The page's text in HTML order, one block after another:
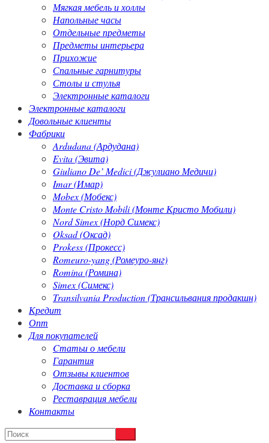
Мягкая мебель и холлы
Напольные часы
Отдельные предметы
Предметы интерьера
Прихожие
Спальные гарнитуры
Столы и стулья
Электронные каталоги
Электронные каталоги
Довольные клиенты
Фабрики
Ardudana (Ардудана)
Evita (Эвита)
Giuliano De’ Medici (Джулиано Медичи)
Imar (Имар)
Mobex (Мобекс)
Monte Cristo Mobili (Монте Кристо Мобили)
Nord Simex (Норд Симекс)
Oksad (Оксад)
Prokess (Прокесс)
Romeuro-yang (Ромеуро-янг)
Romina (Ромина)
Simex (Симекс)
Transilvania Production (Трансильвания продакшн)
Кредит
Опт
Для покупателей
Cтатьи о мебели
Гарантия
Отзывы клиентов
Доставка и сборка
Реставрация мебели
Контакты